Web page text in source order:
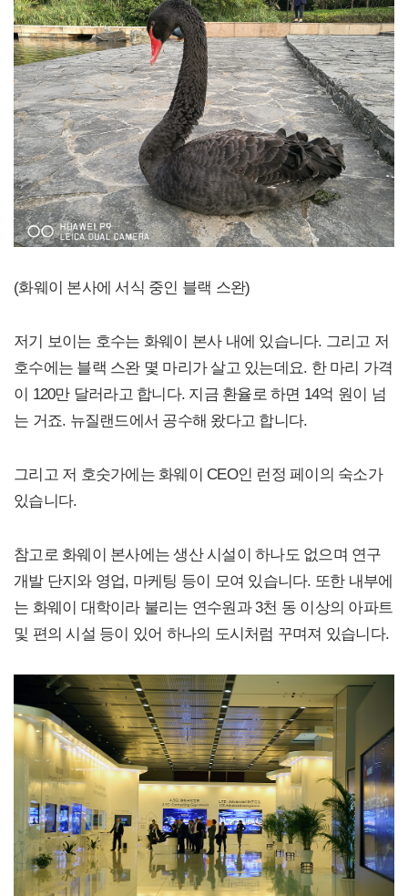
(화웨이 본사에 서식 중인 블랙 스완)
저기 보이는 호수는 화웨이 본사 내에 있습니다. 그리고 저
호수에는 블랙 스완 몇 마리가 살고 있는데요. 한 마리 가격
이 120만 달러라고 합니다. 지금 환율로 하면 14억 원이 넘
는 거죠. 뉴질랜드에서 공수해 왔다고 합니다.
그리고 저 호숫가에는 화웨이 CEO인 런정 페이의 숙소가
있습니다.
참고로 화웨이 본사에는 생산 시설이 하나도 없으며 연구
개발 단지와 영업, 마케팅 등이 모여 있습니다. 또한 내부에
는 화웨이 대학이라 불리는 연수원과 3천 동 이상의 아파트
및 편의 시설 등이 있어 하나의 도시처럼 꾸며져 있습니다.